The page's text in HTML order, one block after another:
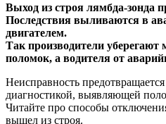
Выход из строя лямбда-зонда
Последствия выливаются в
двигателем.
Так производители уберегают
поломок, а водителя от
Неисправность
диагностикой, выявляющей
Читайте про способы
вышел из строя.